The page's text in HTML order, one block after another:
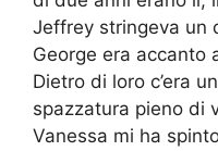
Jeffrey stringeva un
George era accanto
Dietro di loro c’era
spazzatura pieno di
Vanessa mi ha